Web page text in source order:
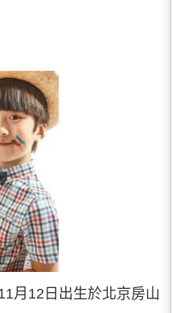
月12日出生於北京房山